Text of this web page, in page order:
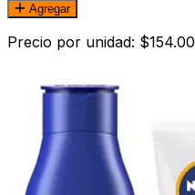
Agregar
Precio por unidad: $154.00